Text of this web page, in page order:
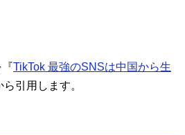
TikTok 最強のSNSは中国から生
引用します。